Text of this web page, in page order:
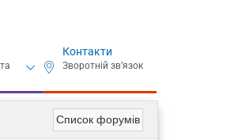
Контакти
Список форумів